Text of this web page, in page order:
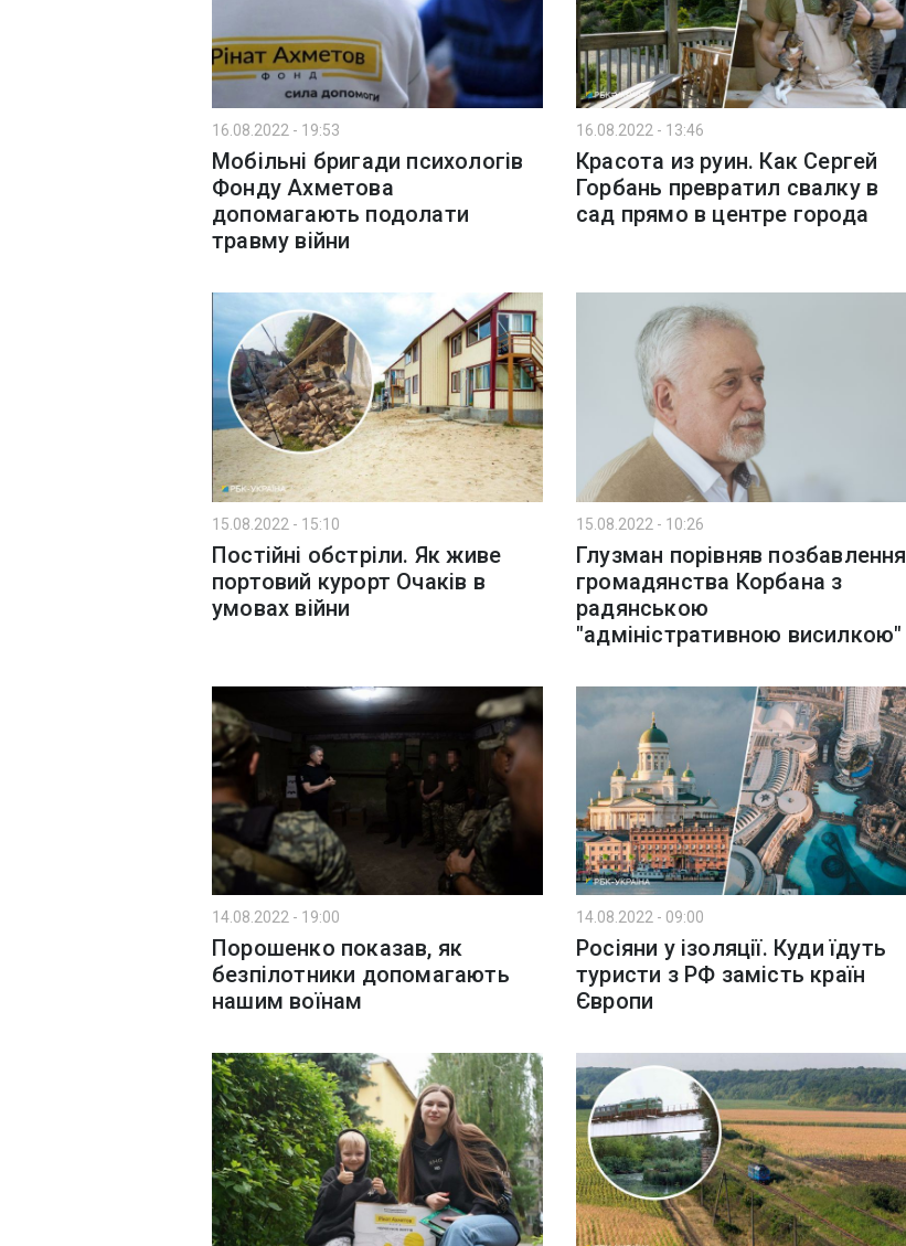
16.08.2022 - 19:53
Мобільні бригади психологів
Фонду Ахметова
допомагають подолати
травму війни
16.08.2022 - 13:46
Красота из руин. Как Сергей
Горбань превратил свалку в
сад прямо в центре города
15.08.2022 - 15:10
Постійні обстріли. Як живе
портовий курорт Очаків в
умовах війни
15.08.2022 - 10:26
Глузман порівняв позбавлення
громадянства Корбана з
радянською
"адміністративною висилкою"
14.08.2022 - 19:00
Порошенко показав, як
безпілотники допомагають
нашим воїнам
14.08.2022 - 09:00
Росіяни у ізоляції. Куди їдуть
туристи з РФ замість країн
Європи